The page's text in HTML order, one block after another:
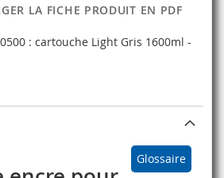
LA FICHE PRODUIT EN PDF
: cartouche Light Gris 1600ml -
Glossaire